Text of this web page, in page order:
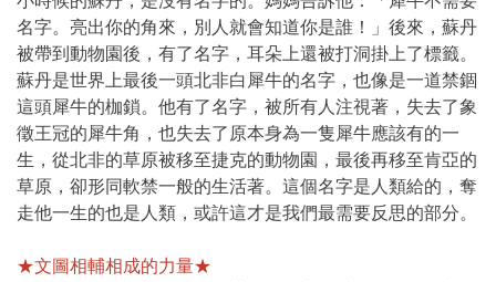
名字。亮出你的角來，別人就會知道你是誰！」後來，蘇丹
被帶到動物園後，有了名字，耳朵上還被打洞掛上了標籤。
蘇丹是世界上最後一頭北非白犀牛的名字，也像是一道禁錮
這頭犀牛的枷鎖。他有了名字，被所有人注視著，失去了象
徵王冠的犀牛角，也失去了原本身為一隻犀牛應該有的一
生，從北非的草原被移至捷克的動物園，最後再移至肯亞的
草原，卻形同軟禁一般的生活著。這個名字是人類給的，奪
走他一生的也是人類，或許這才是我們最需要反思的部分。
★文圖相輔相成的力量★